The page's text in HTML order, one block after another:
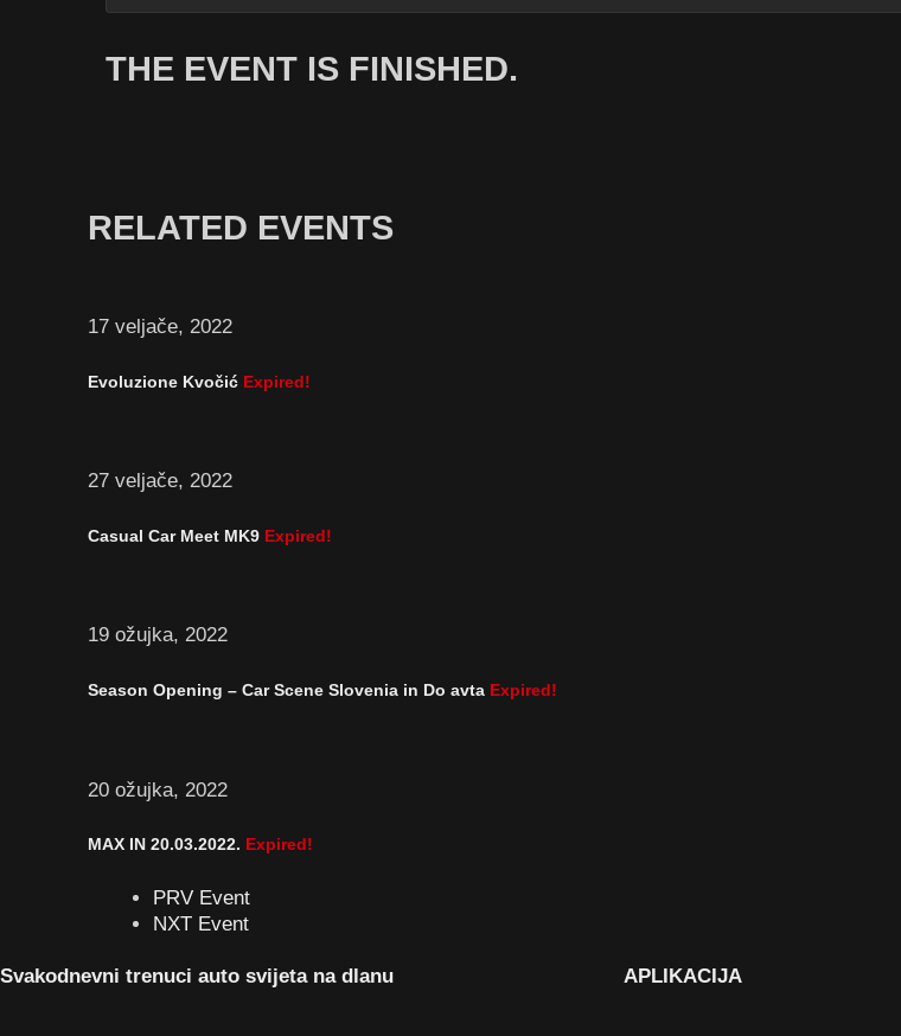
THE EVENT IS FINISHED.
RELATED EVENTS
17 veljače, 2022
Evoluzione Kvočić Expired!
27 veljače, 2022
Casual Car Meet MK9 Expired!
19 ožujka, 2022
Season Opening – Car Scene Slovenia in Do avta Expired!
20 ožujka, 2022
MAX IN 20.03.2022. Expired!
PRV Event
NXT Event
Svakodnevni trenuci auto svijeta na dlanu APLIKACIJA